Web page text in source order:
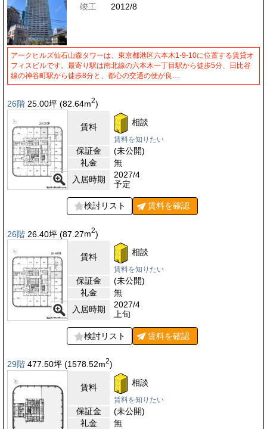
竣工
2012/8
アークヒルズ仙石山森タワーは、東京都港区六本木1-9-10に位置する賃貸オ
フィスビルです。最寄り駅は南北線の六本木一丁目駅から徒歩5分、日比谷
線の神谷町駅から徒歩8分と、都心の交通の便が良…
26階 25.00坪 (82.64m2)
賃料 相談
賃料を知りたい
保証金
(未公開)
礼金
無
入居時期
2027/4
予定
検討リスト 賃料を確認
26階 26.40坪 (87.27m2)
賃料 相談
賃料を知りたい
保証金
(未公開)
礼金
無
入居時期
2027/4
上旬
検討リスト 賃料を確認
29階 477.50坪 (1578.52m2)
賃料 相談
賃料を知りたい
保証金
(未公開)
礼金
無